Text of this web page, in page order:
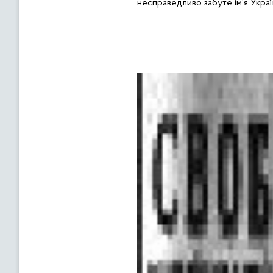
несправедливо забуте ім’я